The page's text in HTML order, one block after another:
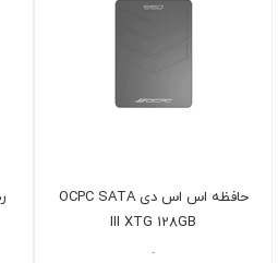
حافظه اس اس دی OCPC SATA
III XTG 128GB
-